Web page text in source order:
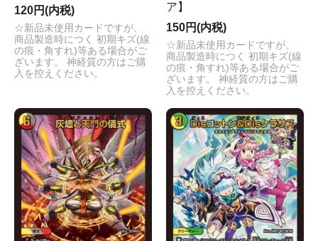
120円(内税)
☆新品未使用カードですが、
商品製造時につく 初期キズ(線
の痕・角すれ)等ある場合がご
ざいます。 神経質の方はご購
入を控えください。
ア】
150円(内税)
☆新品未使用カードですが、
商品製造時につく 初期キズ(線
の痕・角すれ)等ある場合がご
ざいます。 神経質の方はご購
入を控えください。